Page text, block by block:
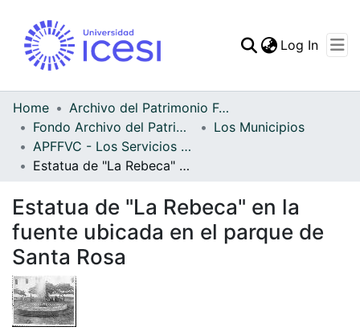
Statistics
Log In
Home
Archivo del Patrimonio Fotográfico y Fílmico del Valle del Cauca
Fondo Archivo del Patrimonio Fotográfico y Fílmico del Valle del Cauca
Los Municipios
APFFVC - Los Servicios Públicos - Patrimonial
Estatua de "La Rebeca" en la fuente ubicada en el parque de Santa Rosa
Estatua de "La Rebeca" en la
fuente ubicada en el parque de
Santa Rosa